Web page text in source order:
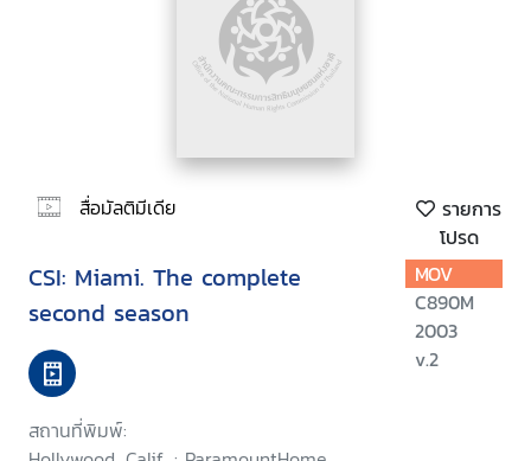
สื่อมัลติมีเดีย
รายการ
โปรด
CSI: Miami. The complete
second season
สถานที่พิมพ์:
MOV
C890M
2003
v.2